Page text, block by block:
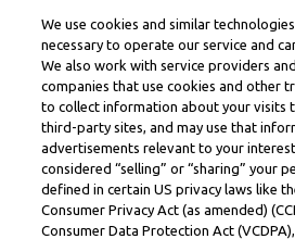
验证解
决方案
Symbolab, a Learneo,
© Learneo, Inc.
We use cookies and similar
necessary to operate our service and
We also work with service providers
companies that use cookies and other
to collect information about your visits
third-party sites, and may use that
advertisements relevant to your
considered “selling” or “sharing” your
defined in certain US privacy laws like
Consumer Privacy Act (as amended)
Consumer Data Protection Act